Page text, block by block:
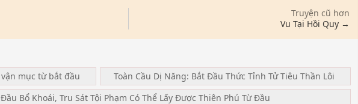
Truyện cũ hơn
Vu Tại Hồi Quy →
mục từ bắt đầu
Toàn Cầu Dị Năng: Bắt Đầu Thức Tỉnh Tử Tiêu Thần Lôi
Bổ Khoái, Tru Sát Tội Phạm Có Thể Lấy Được Thiên Phú Từ Đầu